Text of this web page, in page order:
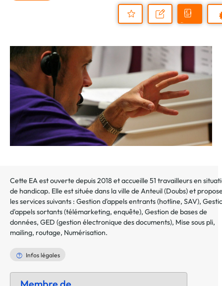
dossier
Nous
Demander
Cette EA est ouverte depuis 2018 et accueille 51 travailleurs en
de handicap. Elle est située dans la ville deAnteuil(Doubs) et
les services suivants : Gestion d'appels entrants (hotline, SAV),
d'appels sortants (télémarketing, enquête), Gestion de bases de
données, GED (gestion électronique des documents), Mise sous pli,
mailing, routage, Numérisation.
Infos légales